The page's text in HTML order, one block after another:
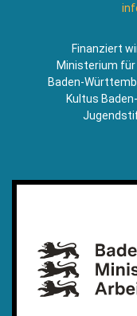
Finanziert
Ministerium für
Baden-
Kultus